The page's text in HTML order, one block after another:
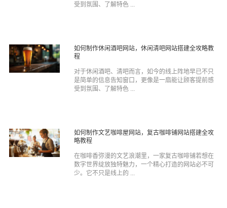
受到氛围、了解特色 ...
如何制作休闲酒吧网站，休闲清吧网站搭建全攻略教
程
对于休闲酒吧、清吧而言，如今的线上阵地早已不只
是简单的信息告知窗口，更像是一扇能让顾客提前感
受到氛围、了解特色 ...
如何制作文艺咖啡屋网站，复古咖啡铺网站搭建全攻
略教程
在咖啡香弥漫的文艺浪潮里，一家复古咖啡铺若想在
数字世界绽放独特魅力，一个精心打造的网站必不可
少。它不只是线上的 ...